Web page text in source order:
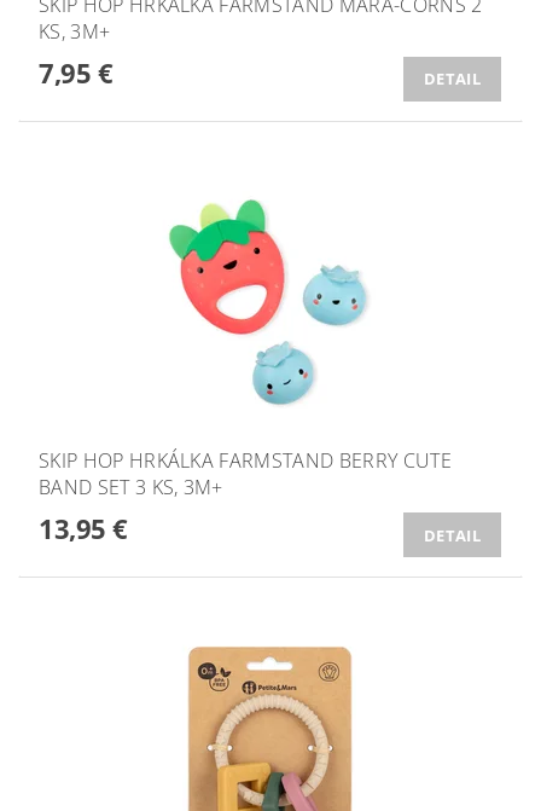
KS, 3M+
7,95 € DETAIL
SKIP HOP HRKÁLKA FARMSTAND BERRY CUTE
BAND SET 3 KS, 3M+
13,95 € DETAIL